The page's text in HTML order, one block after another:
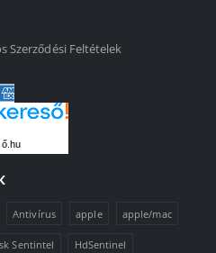
Szerződési Feltételek
Antivírus apple apple/mac
Sentintel HdSentinel